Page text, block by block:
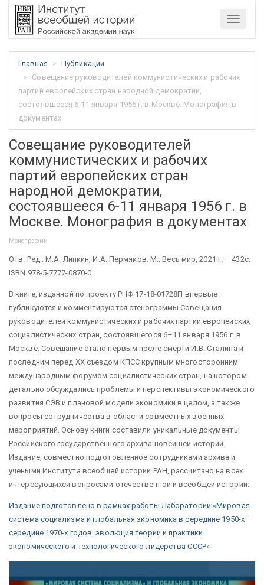
Меню
Главная
Публикации
Совещание руководителей коммунистических и рабочих
партий европейских стран народной демократии,
состоявшееся 6-11 января 1956 г. в Москве. Монография в
документах
Совещание руководителей
коммунистических и рабочих
партий европейских стран
народной демократии,
состоявшееся 6-11 января 1956 г. в
Москве. Монография в документах
Монографии
Отв. Ред.: М.А. Липкин, И.А. Пермяков. М.: Весь мир, 2021 г. – 432с.
ISBN 978-5-7777-0870-0
В книге, изданной по проекту РНФ 17-18-01728П впервые
публикуются и комментируются стенограммы Совещания
руководителей коммунистических и рабочих партий европейских
социалистических стран, состоявшегося 6–11 января 1956 г. в
Москве. Совещание стало первым после смерти И.В. Сталина и
последним перед XX съездом КПСС крупным многосторонним
международным форумом социалистических стран, на котором
детально обсуждались проблемы и перспективы экономического
развития СЭВ и плановой модели экономики в целом, а также
вопросы сотрудничества в области совместных военных
мероприятий. Основу книги составили уникальные документы
Российского государственного архива новейшей истории.
Издание, совместно подготовленное сотрудниками архива и
учеными Института всеобщей истории РАН, рассчитано на всех
интересующихся вопросами отечественной и всеобщей истории.
Издание подготовлено в рамках работы Лаборатории «Мировая
система социализма и глобальная экономика в середине 1950-х –
середине 1970-х годов: эволюция теории и практики
экономического и технологического лидерства СССР»